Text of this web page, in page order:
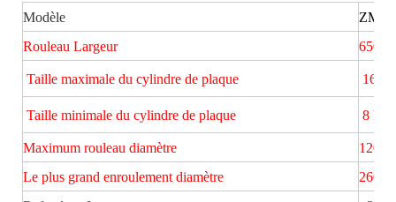
Modèle
ZM-
Rouleau Largeur
Taille maximale du cylindre de plaque 16
Taille minimale du cylindre de plaque 8
Maximum rouleau diamètre
Le plus grand enroulement diamètre